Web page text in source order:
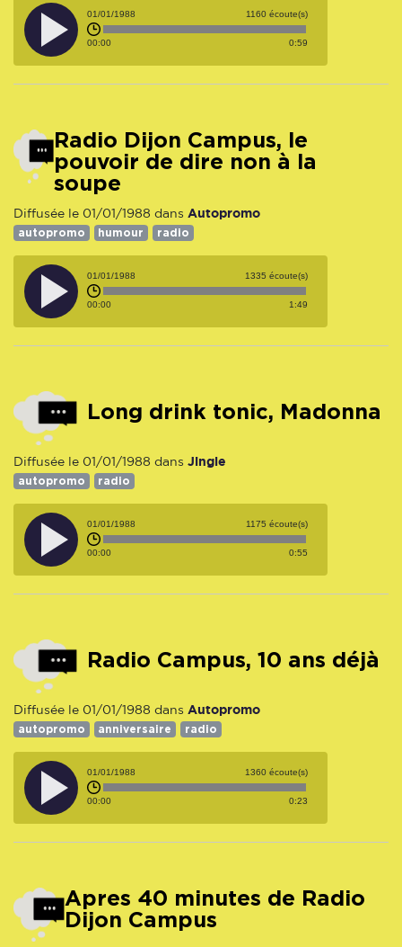
01/01/1988 1160 écoute(s)
00:00 0:59
Radio Dijon Campus, le
pouvoir de dire non à la
soupe
Diffusée le 01/01/1988 dans Autopromo
autopromo humour radio
01/01/1988 1335 écoute(s)
00:00 1:49
Long drink tonic, Madonna
Diffusée le 01/01/1988 dans Jingle
autopromo radio
01/01/1988 1175 écoute(s)
00:00 0:55
Radio Campus, 10 ans déjà
Diffusée le 01/01/1988 dans Autopromo
autopromo anniversaire radio
01/01/1988 1360 écoute(s)
00:00 0:23
Apres 40 minutes de Radio
Dijon Campus